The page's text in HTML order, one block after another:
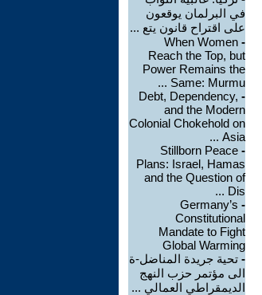
في البرلمان يوقعون
على اقتراح قانون يتع ...
-
When Women
Reach the Top, but
Power Remains the
Same: Murmu ...
-
Debt, Dependency,
and the Modern
Colonial Chokehold on
Asia ...
-
Stillborn Peace
Plans: Israel, Hamas
and the Question of
Dis ...
-
Germany’s
Constitutional
Mandate to Fight
Global Warming
- تحية جريدة المناضل-ة
الى مؤتمر حزب النهج
الديمقراطي العمالي ...